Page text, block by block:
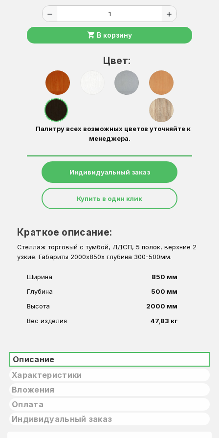
remove add
shopping_cart В корзину
Цвет:
Палитру всех возможных цветов уточняйте к
менеджера.
Индивидуальный заказ
Купить в один клик
Краткое описание:
Стеллаж торговый с тумбой, ЛДСП, 5 полок, верхние 2
узкие. Габариты 2000х850х глубина 300-500мм.
Ширина
850 мм
Глубина
500 мм
Высота
2000 мм
Вес изделия
47,83 кг
Описание
Характеристики
Вложения
Оплата
Индивидуальный заказ